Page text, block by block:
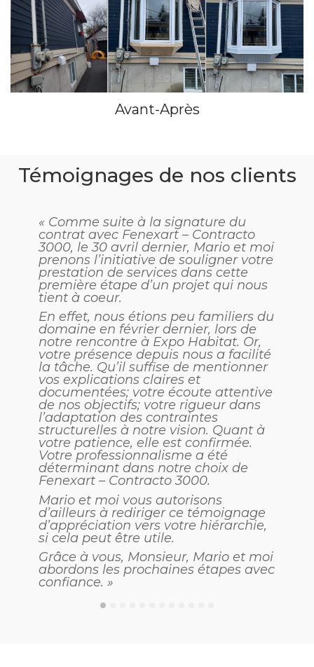
Avant-Après
Témoignages de nos clients
« Comme suite à la signature du
contrat avec Fenexart – Contracto
3000, le 30 avril dernier, Mario et moi
prenons l’initiative de souligner votre
prestation de services dans cette
première étape d’un projet qui nous
tient à coeur.
En effet, nous étions peu familiers du
domaine en février dernier, lors de
notre rencontre à Expo Habitat. Or,
votre présence depuis nous a facilité
la tâche. Qu’il suffise de mentionner
vos explications claires et
documentées; votre écoute attentive
de nos objectifs; votre rigueur dans
l’adaptation des contraintes
structurelles à notre vision. Quant à
votre patience, elle est confirmée.
Votre professionnalisme a été
déterminant dans notre choix de
Fenexart – Contracto 3000.
Mario et moi vous autorisons
d’ailleurs à rediriger ce témoignage
d’appréciation vers votre hiérarchie,
si cela peut être utile.
Grâce à vous, Monsieur, Mario et moi
abordons les prochaines étapes avec
confiance. »